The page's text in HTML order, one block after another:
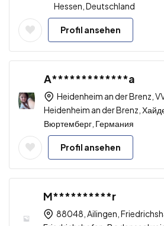
Hessen, Deutschland
Profil ansehen
A*************a
Heidenheim an der Brenz,
Heidenheim an der Brenz,
Вюртемберг, Германия
Profil ansehen
M**********r
88048, Ailingen,